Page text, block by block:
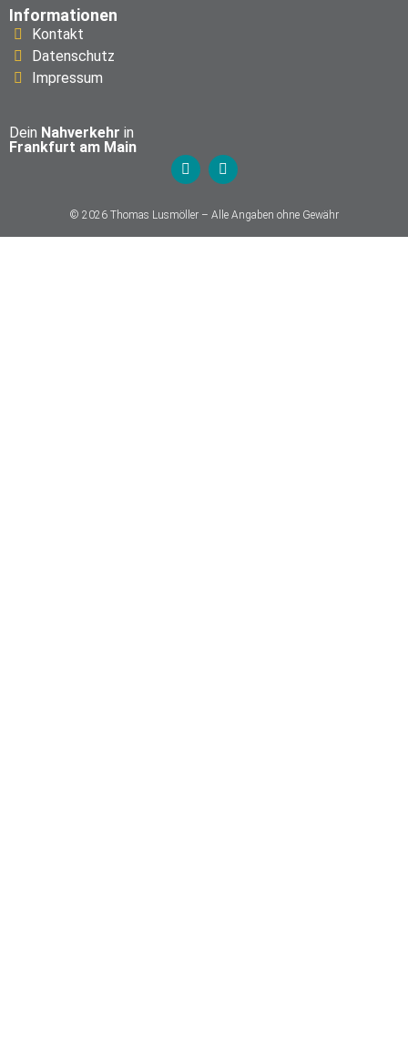
Informationen
Kontakt
Datenschutz
Impressum
Dein Nahverkehr in
Frankfurt am Main
© 2026 Thomas Lusmöller – Alle Angaben ohne Gewähr